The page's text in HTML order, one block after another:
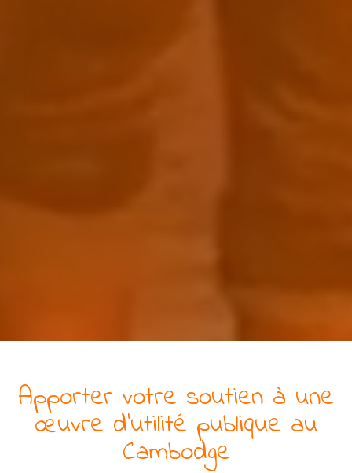
Apporter votre soutien à une
œuvre d'utilité publique au
Cambodge